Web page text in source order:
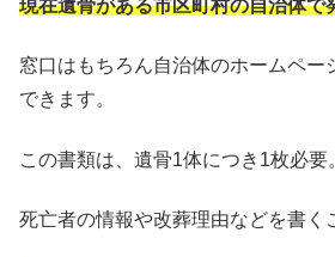
現在遺骨がある市区町村の自治体で
窓口はもちろん自治体のホームペー
できます。
この書類は、遺骨1体につき1枚必要
死亡者の情報や改葬理由などを書く